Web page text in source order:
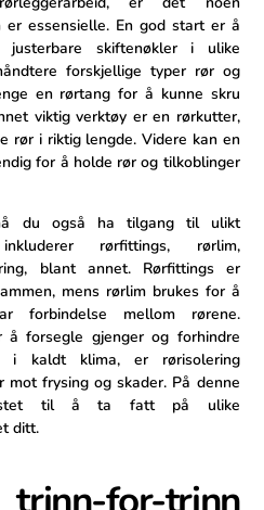
er‍ essensielle. En god start er å
skiftenøkler i ulike
forskjellige typer rør og
en rørtang for å kunne skru
viktig verktøy er en rørkutter,
rør i riktig lengde. Videre kan en
for å holde rør og tilkoblinger
‍du ​også ha tilgang til ulikt
rørfittings, rørlim,
blant annet. Rørfittings er
mens rørlim brukes for å
mellom rørene.
å forsegle gjenger og forhindre
i kaldt klima, er rørisolering
frysing og skader. På denne
til å⁤ ta‍ fatt på ulike
ditt.